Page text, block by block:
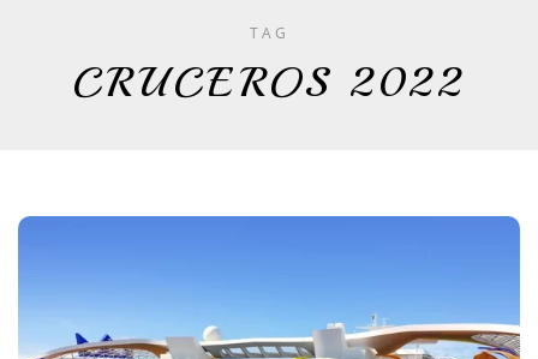
TAG
CRUCEROS 2022